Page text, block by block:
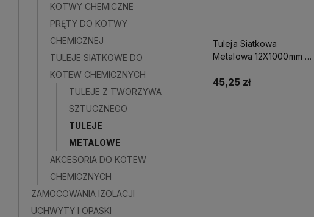
KOTWY CHEMICZNE
PRĘTY DO KOTWY
CHEMICZNEJ
TULEJE SIATKOWE DO
KOTEW CHEMICZNYCH
TULEJE Z TWORZYWA
SZTUCZNEGO
TULEJE
METALOWE
AKCESORIA DO KOTEW
CHEMICZNYCH
ZAMOCOWANIA IZOLACJI
UCHWYTY I OPASKI
Tuleja Siatkowa
Metalowa 12X1000mm S-
45,25 zł